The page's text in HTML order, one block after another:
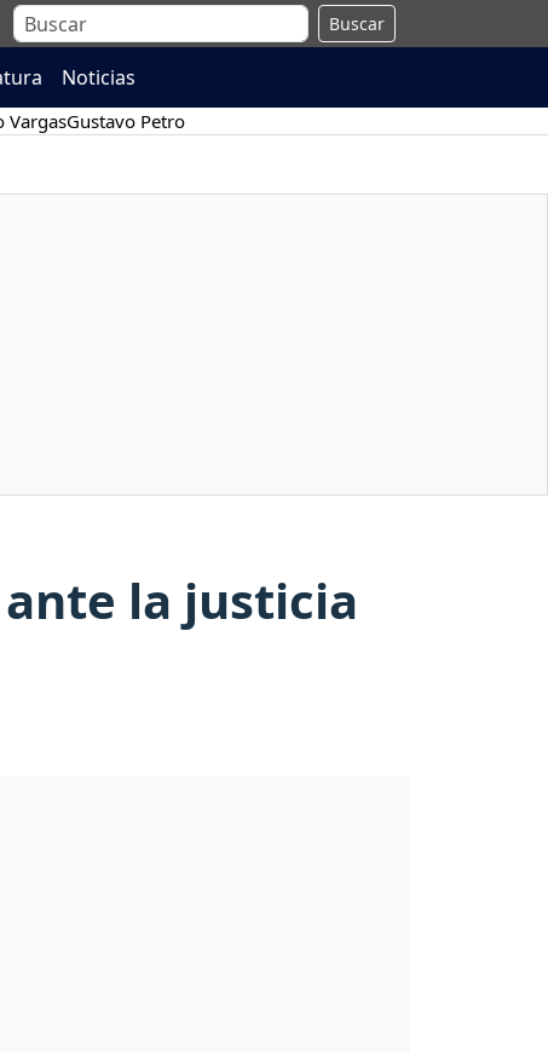
Buscar
Noticias
VargasGustavo Petro
la justicia